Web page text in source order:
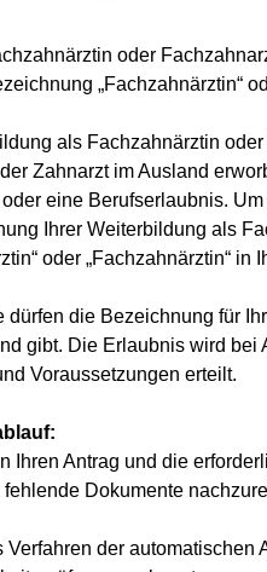
oder
„Fachzahnärztin“
als Fachzahnärztin
Zahnarzt im Ausland
eine Berufserlaubnis.
Ihrer Weiterbildung als
oder „Fachzahnärztin“
dürfen die Bezeichnung für
gibt. Die Erlaubnis wird bei
Voraussetzungen erteilt.
Ihren Antrag und die
fehlende Dokumente
Verfahren der